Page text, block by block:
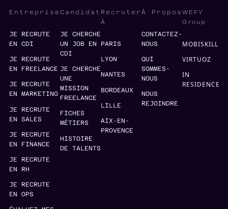
Entreprise
JE RECRUTE
EN CDI
JE RECRUTE
EN FREELANCE
JE RECRUTE
EN MARKETING
JE RECRUTE
EN SALES
JE RECRUTE
EN FINANCE
JE RECRUTE
EN RH
JE RECRUTE
EN OPS
Candidat
JE CHERCHE
UN JOB EN
CDI
JE CHERCHE
UNE
MISSION
FREELANCE
FICHES
MÉTIERS
HISTOIRE
DE TALENTS
Recruter
À
PARIS
LYON
NANTES
BORDEAUX
LILLE
AIX-EN-
PROVENCE
À Propos
CONTACTEZ-
NOUS
QUI
SOMMES-
NOUS
NOUS
REJOINDRE
WEFY
Group
MOBISKILL
VIRTUOZ
IN
RESIDENCE